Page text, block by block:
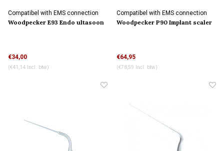
Compatibel with EMS connection
Woodpecker E93 Endo ultasoon
€34,00
(€41,14 Incl. btw)
Compatibel with EMS connection
Woodpecker P90 Implant scaler
€64,95
(€78,59 Incl. btw)